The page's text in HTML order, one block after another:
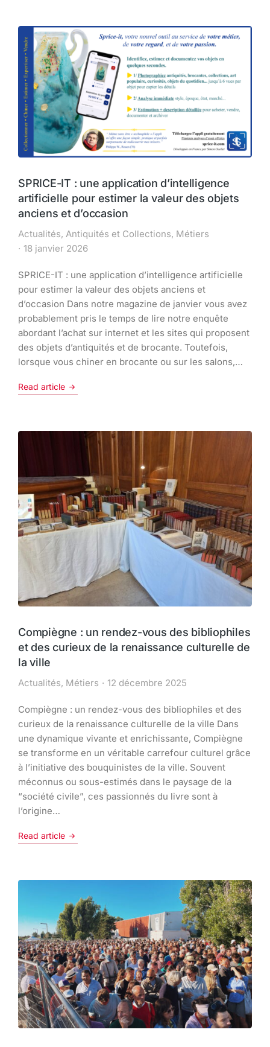
SPRICE-IT : une application d’intelligence
artificielle pour estimer la valeur des objets
anciens et d’occasion
Actualités, Antiquités et Collections, Métiers
18 janvier 2026
SPRICE-IT : une application d’intelligence artificielle
pour estimer la valeur des objets anciens et
d’occasion Dans notre magazine de janvier vous avez
probablement pris le temps de lire notre enquête
abordant l’achat sur internet et les sites qui proposent
des objets d’antiquités et de brocante. Toutefois,
lorsque vous chiner en brocante ou sur les salons,…
Read article
Compiègne : un rendez-vous des bibliophiles
et des curieux de la renaissance culturelle de
la ville
Actualités, Métiers 12 décembre 2025
Compiègne : un rendez-vous des bibliophiles et des
curieux de la renaissance culturelle de la ville Dans
une dynamique vivante et enrichissante, Compiègne
se transforme en un véritable carrefour culturel grâce
à l’initiative des bouquinistes de la ville. Souvent
méconnus ou sous-estimés dans le paysage de la
“société civile”, ces passionnés du livre sont à
l’origine…
Read article